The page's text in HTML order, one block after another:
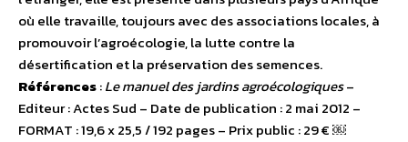
où elle travaille, toujours avec des associations locales, à
promouvoir l’agroécologie, la lutte contre la
désertification et la préservation des semences.
Références:Le manuel des jardins agroécologiques–
Editeur : Actes Sud – Date de publication : 2 mai 2012 –
FORMAT : 19,6 x 25,5 / 192 pages – Prix public : 29 € ￼